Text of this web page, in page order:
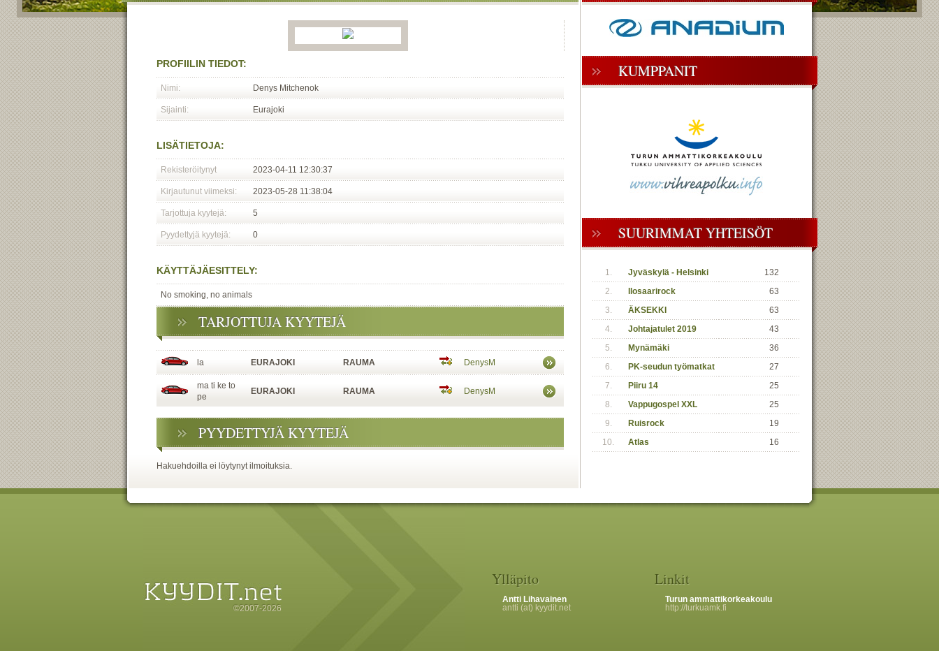
PROFIILIN TIEDOT:
Nimi: Denys Mitchenok
Sijainti: Eurajoki
LISÄTIETOJA:
Rekisteröitynyt 2023-04-11 12:30:37
Kirjautunut viimeksi: 2023-05-28 11:38:04
Tarjottuja kyytejä: 5
Pyydettyjä kyytejä: 0
KÄYTTÄJÄESITTELY:
No smoking, no animals
TARJOTTUJA KYYTEJÄ
la EURAJOKI RAUMA DenysM
ma ti ke to
pe
EURAJOKI RAUMA DenysM
PYYDETTYJÄ KYYTEJÄ
Hakuehdoilla ei löytynyt ilmoituksia.
KUMPPANIT
SUURIMMAT YHTEISÖT
1. Jyväskylä - Helsinki
132
2.
Ilosaarirock
63
3.
ÄKSEKKI
63
4.
Johtajatulet 2019
43
5.
Mynämäki
36
6.
PK-seudun työmatkat
27
7.
Piiru 14
25
8.
Vappugospel XXL
25
9.
Ruisrock
19
10.
Atlas 16
©2007-2026
Ylläpito
Antti Lihavainen
antti (at) kyydit.net
Linkit
Turun ammattikorkeakoulu
http://turkuamk.fi